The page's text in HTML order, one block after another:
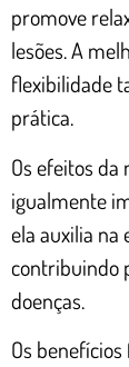
promove
lesões. A
flexibilidade
prática.
Os efeitos
igualmente
ela auxilia na
contribuindo
doenças.
Os